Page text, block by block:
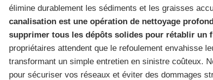
élimine durablement les sédiments et les graisses
canalisation est une opération de nettoyage
supprimer tous les dépôts solides pour rétablir un
propriétaires attendent que le refoulement envahisse
transformant un simple entretien en sinistre coûteux.
pour sécuriser vos réseaux et éviter des dommages